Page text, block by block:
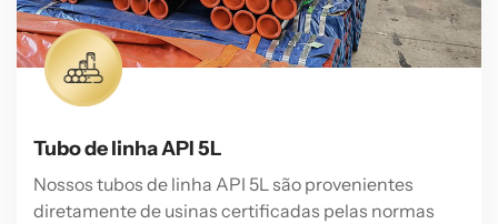
Tubo de linha API 5L
Nossos tubos de linha API 5L são provenientes
diretamente de usinas certificadas pelas normas